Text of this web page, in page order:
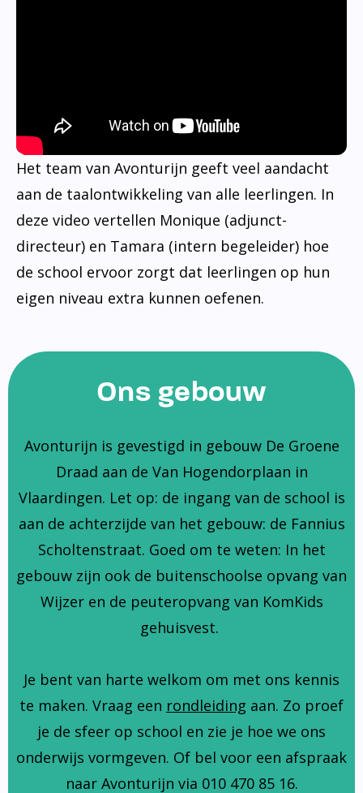
Het team van Avonturijn geeft veel aandacht
aan de taalontwikkeling van alle leerlingen. In
deze video vertellen Monique (adjunct-
directeur) en Tamara (intern begeleider) hoe
de school ervoor zorgt dat leerlingen op hun
eigen niveau extra kunnen oefenen.
Ons gebouw
Avonturijn is gevestigd in gebouw De Groene
Draad aan de Van Hogendorplaan in
Vlaardingen. Let op: de ingang van de school is
aan de achterzijde van het gebouw: de Fannius
Scholtenstraat. Goed om te weten: In het
gebouw zijn ook de buitenschoolse opvang van
Wijzer en de peuteropvang van KomKids
gehuisvest.
Je bent van harte welkom om met ons kennis
te maken. Vraag een rondleiding aan. Zo proef
je de sfeer op school en zie je hoe we ons
onderwijs vormgeven. Of bel voor een afspraak
naar Avonturijn via 010 470 85 16.